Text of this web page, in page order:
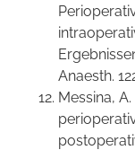
Anaesth.
Messina,